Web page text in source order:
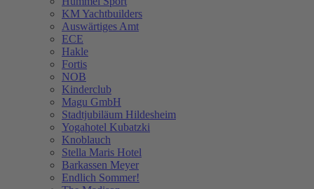
KM Yachtbuilders
Auswärtiges Amt
ECE
Hakle
Fortis
NOB
Kinderclub
Magu GmbH
Stadtjubiläum Hildesheim
Yogahotel Kubatzki
Knoblauch
Stella Maris Hotel
Barkassen Meyer
Endlich Sommer!